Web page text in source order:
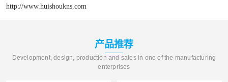
http://www.huishoukns.com
产品推荐
Development, design, production and sales in one of the manufacturing
enterprises